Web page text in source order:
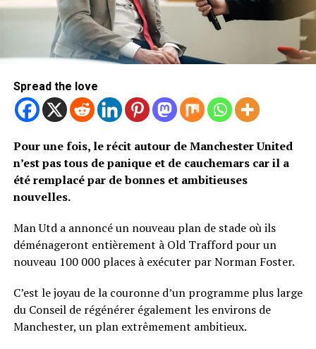
Spread the love
Pour une fois, le récit autour de Manchester United
n’est pas tous de panique et de cauchemars car il a
été remplacé par de bonnes et ambitieuses
nouvelles.
Man Utd a annoncé un nouveau plan de stade où ils
déménageront entièrement à Old Trafford pour un
nouveau 100 000 places à exécuter par Norman Foster.
C’est le joyau de la couronne d’un programme plus large
du Conseil de régénérer également les environs de
Manchester, un plan extrêmement ambitieux.